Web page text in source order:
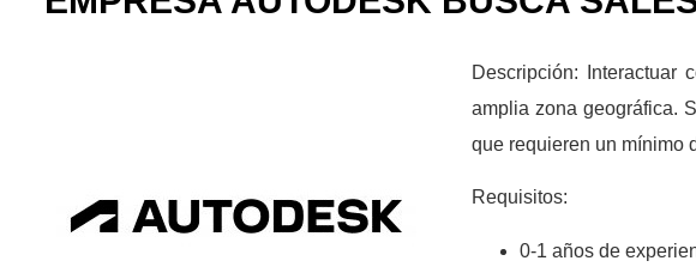
Descripción: Interactuar
amplia zona geográfica.
que requieren un mínimo
Requisitos:
0-1 años de